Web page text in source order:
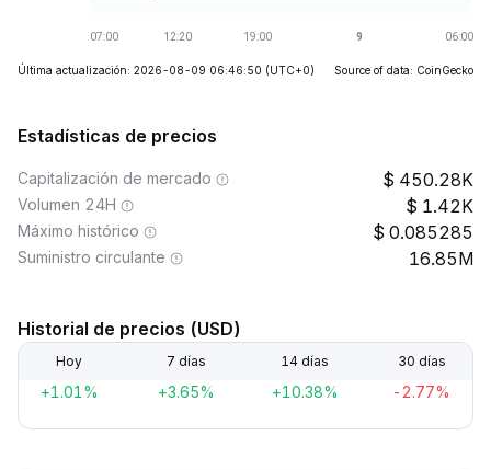
Última actualización: 2026-08-09 06:46:50 (UTC+0) Source of data: CoinGecko
Estadísticas de precios
Capitalización de mercado 450.28K
Volumen 24H 1.42K
Máximo histórico 0.085285
Suministro circulante 16.85M
Historial de precios (USD)
Hoy 7 días 14 días 30 días
+1.01% +3.65% +10.38% -2.77%